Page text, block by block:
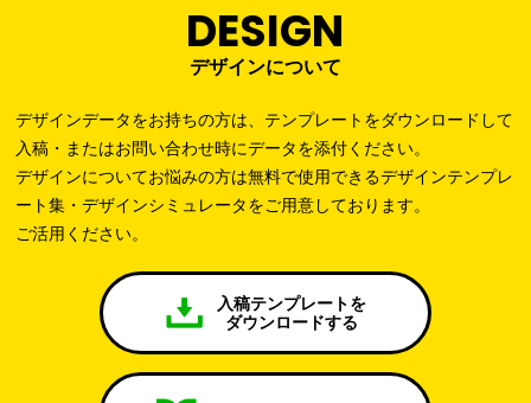
DESIGN
デザインについて
デザインデータをお持ちの方は、テンプレートをダウンロードして
入稿・またはお問い合わせ時にデータを添付ください。
デザインについてお悩みの方は無料で使用できるデザインテンプレ
ート集・デザインシミュレータをご用意しております。
ご活用ください。
入稿テンプレートを
ダウンロードする